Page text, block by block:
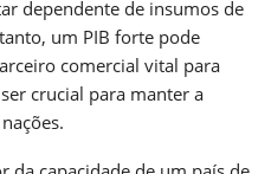
dependente de insumos de
um PIB forte pode
comercial vital para
crucial para manter a